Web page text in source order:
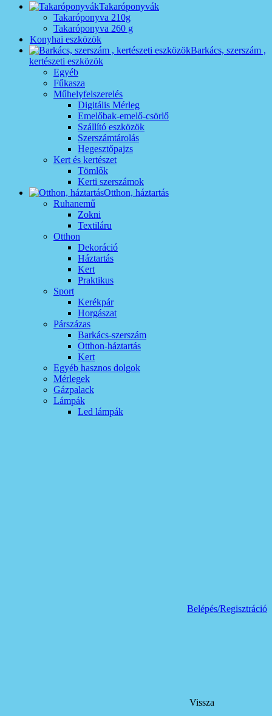
Takaróponyvák
Takaróponyva 210g
Takaróponyva 260 g
Konyhai eszközök
Barkács, szerszám ,
kertészeti eszközök
Egyéb
Fűkasza
Műhelyfelszerelés
Digitális Mérleg
Emelőbak-emelő-csörlő
Szállító eszközök
Szerszámtárolás
Hegesztőpajzs
Kert és kertészet
Tömlők
Kerti szerszámok
Otthon, háztartás
Ruhanemű
Zokni
Textiláru
Otthon
Dekoráció
Háztartás
Kert
Praktikus
Sport
Kerékpár
Horgászat
Párszázas
Barkács-szerszám
Otthon-háztartás
Kert
Egyéb hasznos dolgok
Mérlegek
Gázpalack
Lámpák
Led lámpák
Belépés/Regisztráció
Vissza